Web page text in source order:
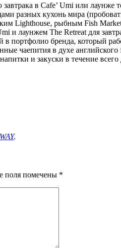
в Cafe’ Umi или
разных кухонь мира
Lighthouse, рыбным Fish
и лаунжем The Retreat для
портфолио бренда, который
чаепития в духе
и закуски в течение всего
.
поля помечены *